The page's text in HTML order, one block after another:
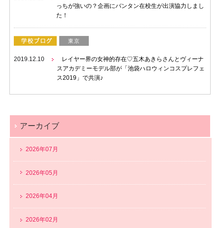
っちが強いの？企画にバンタン在校生が出演協力しまし
た！
東京
2019.12.10
レイヤー界の女神的存在♡五木あきらさんとヴィーナ
スアカデミーモデル部が「池袋ハロウィンコスプレフェ
ス2019」で共演♪
アーカイブ
2026年07月
2026年05月
2026年04月
2026年02月